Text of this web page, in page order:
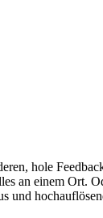
hole
an einem Ort.
und